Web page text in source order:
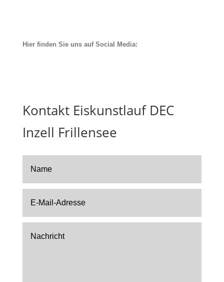
Hier finden Sie uns auf Social Media:
Kontakt Eiskunstlauf DEC
Inzell Frillensee